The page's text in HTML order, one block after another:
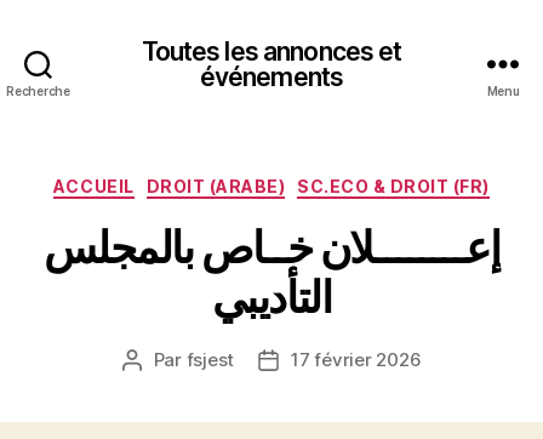
Recherche
Toutes les annonces et
événements
Menu
Catégories
ACCUEIL DROIT (ARABE) SC.ECO & DROIT (FR)
إعــــــــلان خــاص بالمجلس
التأديبي
Auteur
Par fsjest
Date17 février 2026